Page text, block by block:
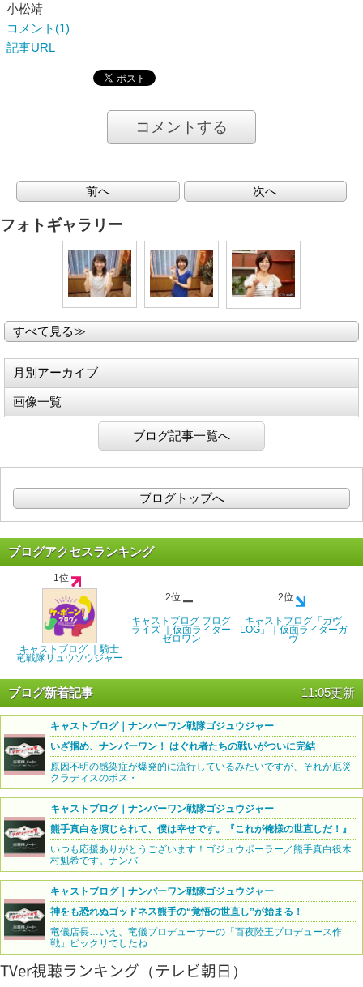
小松靖
コメント(1)
記事URL
コメントする
前へ 次へ
フォトギャラリー
すべて見る≫
月別アーカイブ
画像一覧
ブログ記事一覧へ
ブログトップへ
ブログアクセスランキング
1位
キャストブログ ｜騎士
竜戦隊リュウソウジャー
2位
キャストブログ ブログ
ライズ ｜仮面ライダー
ゼロワン
2位
キャストブログ「ガヴ
LOG」｜仮面ライダーガ
ヴ
ブログ新着記事 11:05更新
キャストブログ｜ナンバーワン戦隊ゴジュウジャー
いざ掴め、ナンバーワン！ はぐれ者たちの戦いがついに完結
原因不明の感染症が爆発的に流行しているみたいですが、それが厄災
クラディスのボス・
キャストブログ｜ナンバーワン戦隊ゴジュウジャー
熊手真白を演じられて、僕は幸せです。『これが俺様の世直しだ！』
いつも応援ありがとうございます！ゴジュウポーラー／熊手真白役木
村魁希です。ナンバ
キャストブログ｜ナンバーワン戦隊ゴジュウジャー
神をも恐れぬゴッドネス熊手の“覚悟の世直し”が始まる！
竜儀店長…いえ、竜儀プロデューサーの「百夜陸王プロデュース作
戦」ビックリでしたね
TVer視聴ランキング（テレビ朝日）